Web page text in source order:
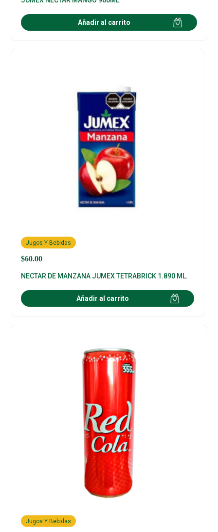
Añadir al carrito
$60.00
Jugos Y Bebidas
NECTAR DE MANZANA JUMEX TETRABRICK 1.890 ML.
Añadir al carrito
Jugos Y Bebidas